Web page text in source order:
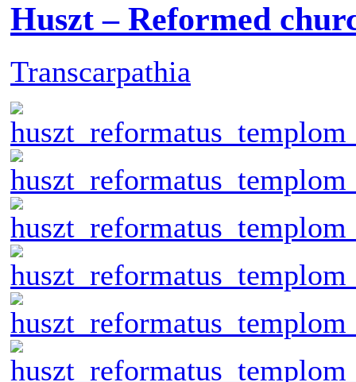
Huszt – Reformed
Transcarpathia